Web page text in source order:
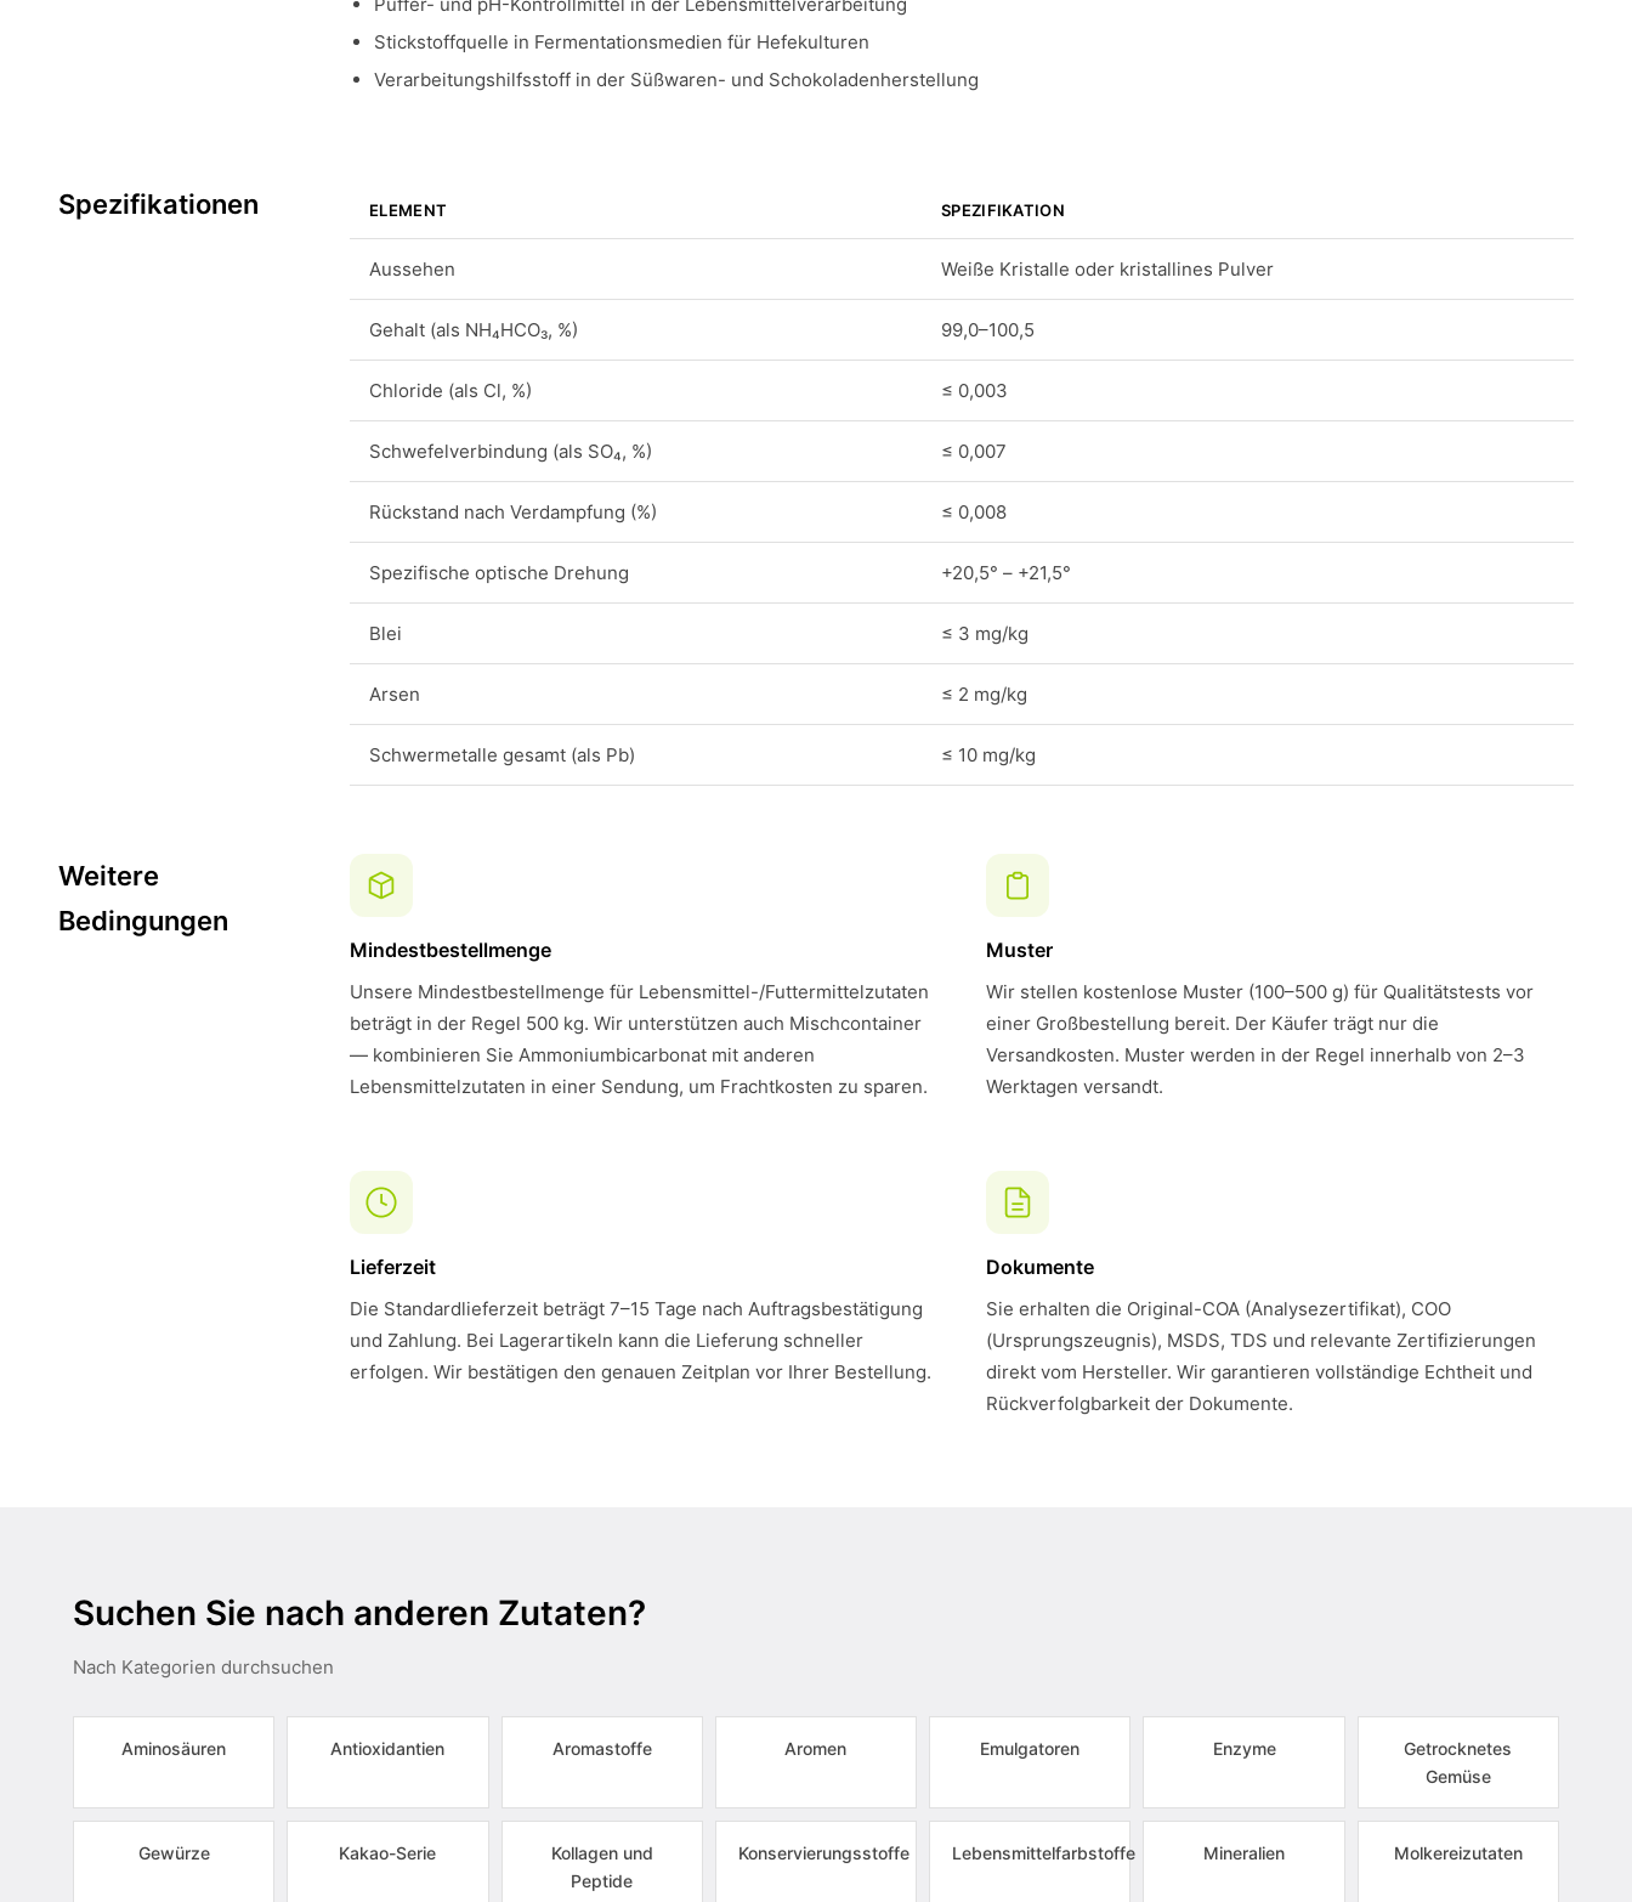
Stickstoffquelle in Fermentationsmedien für Hefekulturen
Verarbeitungshilfsstoff in der Süßwaren- und Schokoladenherstellung
Spezifikationen ELEMENT SPEZIFIKATION
Aussehen Weiße Kristalle oder kristallines Pulver
Gehalt (als NH₄HCO₃, %) 99,0–100,5
Chloride (als Cl, %) ≤ 0,003
Schwefelverbindung (als SO₄, %) ≤ 0,007
Rückstand nach Verdampfung (%) ≤ 0,008
Spezifische optische Drehung +20,5° – +21,5°
Blei ≤ 3 mg/kg
Arsen ≤ 2 mg/kg
Schwermetalle gesamt (als Pb) ≤ 10 mg/kg
Weitere
Bedingungen
Mindestbestellmenge
Unsere Mindestbestellmenge für Lebensmittel-/Futtermittelzutaten
beträgt in der Regel 500 kg. Wir unterstützen auch Mischcontainer
— kombinieren Sie Ammoniumbicarbonat mit anderen
Lebensmittelzutaten in einer Sendung, um Frachtkosten zu sparen.
Muster
Wir stellen kostenlose Muster (100–500 g) für Qualitätstests vor
einer Großbestellung bereit. Der Käufer trägt nur die
Versandkosten. Muster werden in der Regel innerhalb von 2–3
Werktagen versandt.
Lieferzeit
Die Standardlieferzeit beträgt 7–15 Tage nach Auftragsbestätigung
und Zahlung. Bei Lagerartikeln kann die Lieferung schneller
erfolgen. Wir bestätigen den genauen Zeitplan vor Ihrer Bestellung.
Dokumente
Sie erhalten die Original-COA (Analysezertifikat), COO
(Ursprungszeugnis), MSDS, TDS und relevante Zertifizierungen
direkt vom Hersteller. Wir garantieren vollständige Echtheit und
Rückverfolgbarkeit der Dokumente.
Suchen Sie nach anderen Zutaten?
Nach Kategorien durchsuchen
Aminosäuren Antioxidantien Aromastoffe Aromen Emulgatoren Enzyme
Getrocknetes
Gemüse
Gewürze Kakao-Serie
Kollagen und
Peptide
Konservierungsstoffe Lebensmittelfarbstoffe Mineralien Molkereizutaten